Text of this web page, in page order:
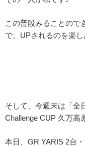
この普段みることので
で、UPされるのを楽し
そして、今週末は「全
Challenge CUP 久万高
本日、GR YARIS 2台